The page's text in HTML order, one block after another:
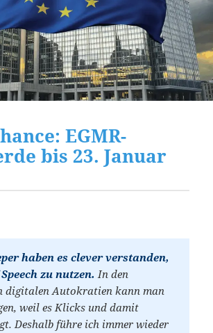
EGMR-
bis 23. Januar
haben es clever verstanden,
zu nutzen. In den
digitalen Autokratien kann man
weil es Klicks und damit
Deshalb führe ich immer wieder